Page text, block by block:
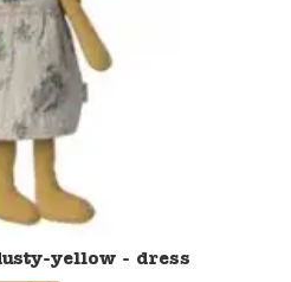
yellow - dress